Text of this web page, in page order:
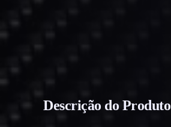
Descrição do Produto